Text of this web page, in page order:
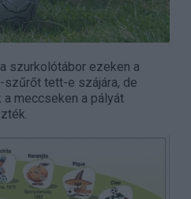
szurkolótábor ezeken a
tett-e szájára, de
a meccseken a pályát